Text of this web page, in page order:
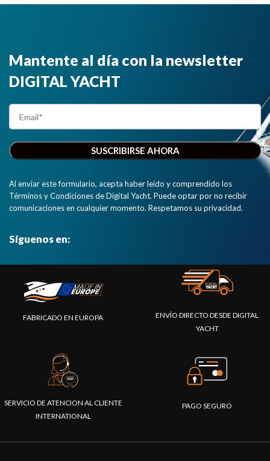
pequeñas
navegación."
objetivos AIS
Mantente al día con la newsletter
DIGITAL YACHT
Al enviar este formulario, acepta haber leído y comprendido los
Términos y Condiciones de Digital Yacht. Puede optar por no recibir
comunicaciones en cualquier momento. Respetamos su privacidad.
Síguenos en:
FABRICADO EN EUROPA
ENVÍO DIRECTO DESDE DIGITAL
YACHT
SERVICIO DE ATENCION AL CLIENTE
INTERNATIONAL
PAGO SEGURO